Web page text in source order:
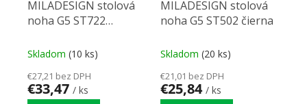
MILADESIGN stolová
noha G5 ST722
Skladom (10 ks)
€27,21 bez DPH
€33,47 / ks
MILADESIGN stolová
noha G5 ST502 čierna
Skladom (20 ks)
€21,01 bez DPH
€25,84 / ks